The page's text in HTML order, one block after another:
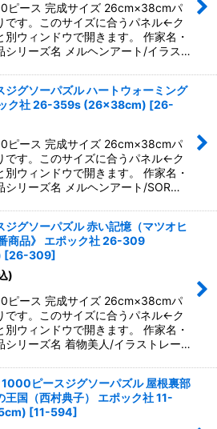
ピース 完成サイズ 26cm×38cmパ
です。このサイズに合うパネル←ク
別ウィンドウで開きます。 作家名・
シリーズ名 メルヘンアート/イラス…
グソーパズル ハートウォーミング
ク社 26-359s (26×38cm) [26-
ピース 完成サイズ 26cm×38cmパ
です。このサイズに合うパネル←ク
別ウィンドウで開きます。 作家名・
シリーズ名 メルヘンアート/SOR…
グソーパズル 赤い記憶（マツオヒ
商品》 エポック社 26-309
[26-309]
)
ピース 完成サイズ 26cm×38cmパ
です。このサイズに合うパネル←ク
別ウィンドウで開きます。 作家名・
シリーズ名 着物美人/イラストレー…
ピースジグソーパズル 屋根裏部
王国（西村典子） エポック社 11-
[11-594]